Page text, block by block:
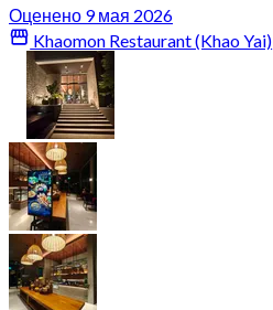
Оценено 9 мая 2026
Khaomon Restaurant (Khao Yai)